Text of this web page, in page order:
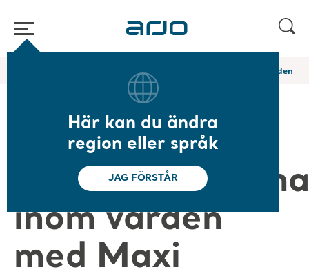
Här kan du ändra
region eller språk
JAG FÖRSTÅR
Hantera immobilitetsutmaningar inom vården
Hantera
inom vården
med Maxi